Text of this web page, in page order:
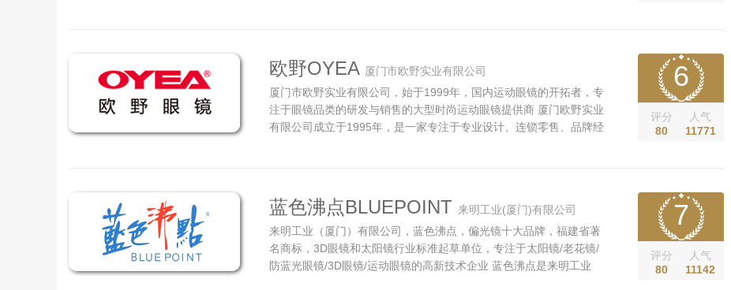
欧野OYEA 厦门市欧野实业有限公司
厦门市欧野实业有限公司，始于1999年，国内运动眼镜的开拓者，专
注于眼镜品类的研发与销售的大型时尚运动眼镜提供商 厦门欧野实业
有限公司成立于1995年，是一家专注于专业设计、连锁零售、品牌经
6
评分
80
人气
11771
蓝色沸点BLUEPOINT 来明工业(厦门)有限公司
来明工业（厦门）有限公司，蓝色沸点，偏光镜十大品牌，福建省著
名商标，3D眼镜和太阳镜行业标准起草单位，专注于太阳镜/老花镜/
防蓝光眼镜/3D眼镜/运动眼镜的高新技术企业 蓝色沸点是来明工业
7
评分
80
人气
11142